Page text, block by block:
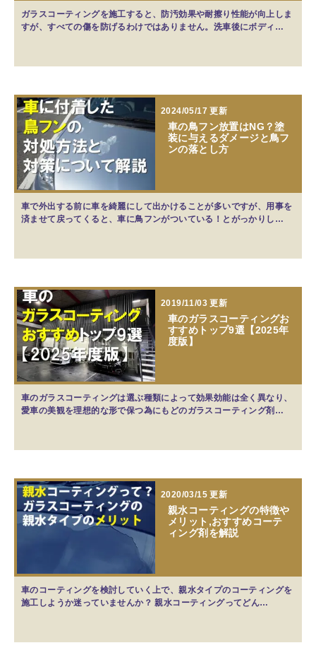
ガラスコーティングを施工すると、防汚効果や耐擦り性能が向上しま
すが、すべての傷を防げるわけではありません。洗車後にボディ…
2024/05/17 更新
車の鳥フン放置はNG？塗
装に与えるダメージと鳥フ
ンの落とし方
車で外出する前に車を綺麗にして出かけることが多いですが、用事を
済ませて戻ってくると、車に鳥フンがついている！とがっかりし…
2019/11/03 更新
車のガラスコーティングお
すすめトップ9選【2025年
度版】
車のガラスコーティングは選ぶ種類によって効果効能は全く異なり、
愛車の美観を理想的な形で保つ為にもどのガラスコーティング剤…
2020/03/15 更新
親水コーティングの特徴や
メリット,おすすめコーテ
ィング剤を解説
車のコーティングを検討していく上で、親水タイプのコーティングを
施工しようか迷っていませんか？ 親水コーティングってどん…